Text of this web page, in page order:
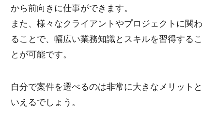
から前向きに仕事ができます。
また、様々なクライアントやプロジェクトに関わ
ることで、幅広い業務知識とスキルを習得するこ
とが可能です。
自分で案件を選べるのは非常に大きなメリットと
いえるでしょう。